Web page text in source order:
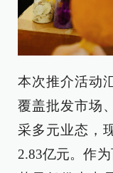
本次推介活动
覆盖批发市场
采多元业态，
2.83亿元。作